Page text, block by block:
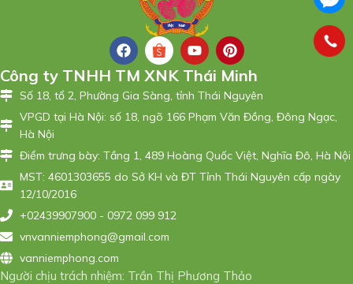
Công ty TNHH TM XNK Thái Minh
Số 18, tổ 2, Phường Gia Sàng, tỉnh Thái Nguyên
VPGD tại Hà Nội: số 18, ngõ 166 Phạm Văn Đồng, Đông Ngạc,
Hà Nội
Điểm trưng bày: Tầng 1, 489 Hoàng Quốc Việt, Nghĩa Đô, Hà Nội
MST: 4601303655 do Sở KH và ĐT Tỉnh Thái Nguyên cấp ngày
12/10/2016
+02439907900 - 0972 099 912
vnvanniemphong@gmail.com
vanniemphong.com
Người chịu trách nhiệm: Trần Thị Phương Thảo